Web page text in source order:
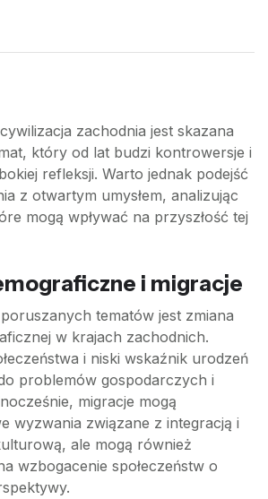
zachodnia jest skazana
który od lat budzi kontrowersje i
refleksji. Warto jednak podejść
z otwartym umysłem, analizując
mogą wpływać na przyszłość tej
i migracje
tematów jest zmiana
w krajach zachodnich.
i niski wskaźnik urodzeń
problemów gospodarczych i
migracje mogą
wyzwania związane z integracją i
ale mogą również
wzbogacenie społeczeństw o